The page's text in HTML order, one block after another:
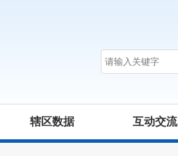
辖区数据 互动交流